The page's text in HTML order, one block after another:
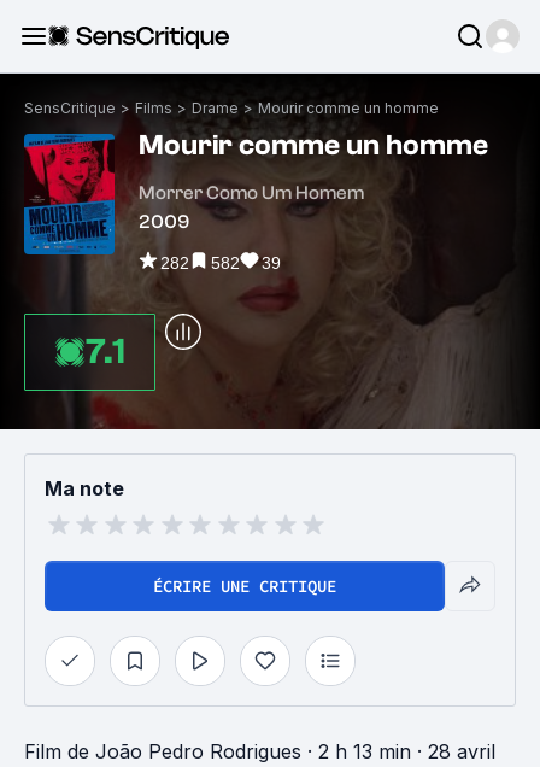
SensCritique > Films > Drame > Mourir comme un homme
Mourir comme un homme
Morrer Como Um Homem
2009
282 582 39
7.1
Ma note
ÉCRIRE UNE CRITIQUE
Film de João Pedro Rodrigues · 2 h 13 min · 28 avril